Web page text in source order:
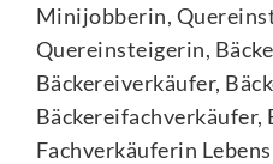
Minijobberin,
Quereinsteigerin,
Bäckereiverkäufer,
Fachverkäuferin